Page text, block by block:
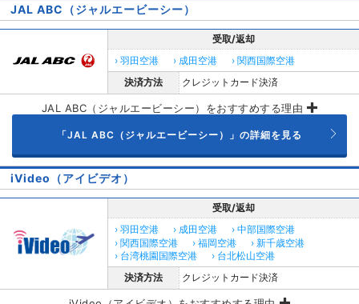
JAL ABC（ジャルエービーシー）
受取/返却
› 羽田空港
› 成田空港
› 関西国際空港
決済方法
クレジットカード決済
JAL ABC（ジャルエービーシー）をおすすめする理由
「JAL ABC（ジャルエービーシー）」の詳細を見る
iVideo（アイビデオ）
受取/返却
› 羽田空港
› 成田空港
› 中部国際空港
› 関西国際空港
› 福岡空港
› 新千歳空港
› 台湾桃園国際空港
› 台北松山空港
決済方法
クレジットカード決済